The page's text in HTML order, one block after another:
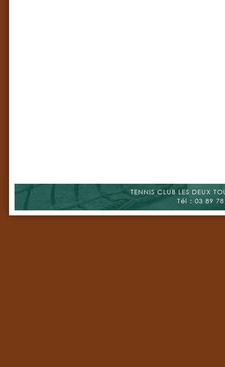
TENNIS CLUB LES DEUX
Tél : 03 89